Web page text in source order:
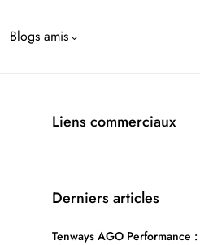
Blogs amis
Liens commerciaux
Derniers articles
Tenways AGO Performance